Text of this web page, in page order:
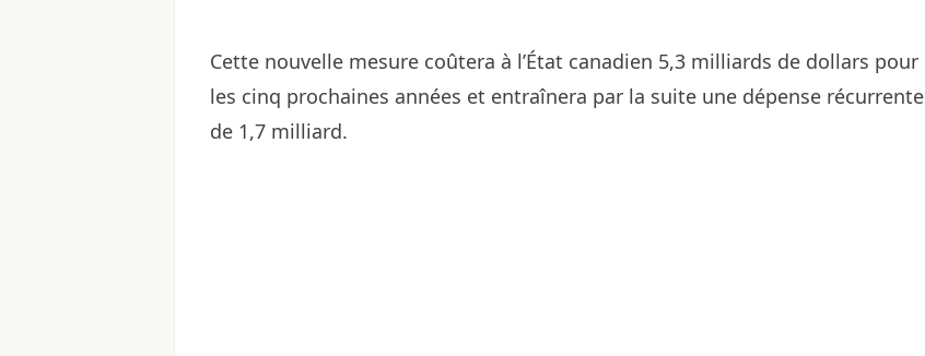
Cette nouvelle mesure coûtera à l’État canadien 5,3 milliards de dollars pour
les cinq prochaines années et entraînera par la suite une dépense récurrente
de 1,7 milliard.